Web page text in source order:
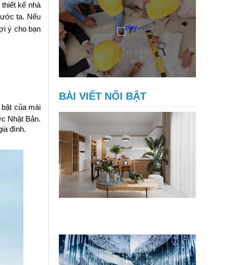
BÀI VIẾT NỔI BẬT
kế nhà
ta. Nếu
ý cho bạn
của mái
Nhật Bản.
đình.